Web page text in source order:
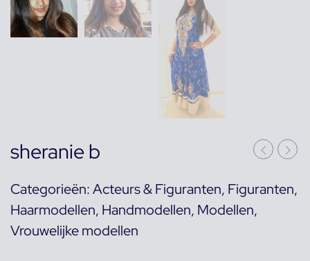
sheranie b
Categorieën:Acteurs & Figuranten, Figuranten,
Haarmodellen, Handmodellen, Modellen,
Vrouwelijke modellen